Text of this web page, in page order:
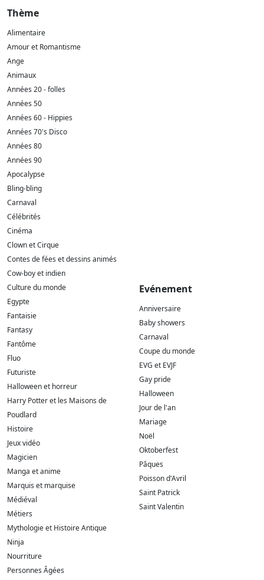
Thème
Alimentaire
Amour et Romantisme
Ange
Animaux
Années 20 - folles
Années 50
Années 60 - Hippies
Années 70's Disco
Années 80
Années 90
Apocalypse
Bling-bling
Carnaval
Célébrités
Cinéma
Clown et Cirque
Contes de fées et dessins animés
Cow-boy et indien
Culture du monde
Egypte
Fantaisie
Fantasy
Fantôme
Fluo
Futuriste
Halloween et horreur
Harry Potter et les Maisons de
Poudlard
Histoire
Jeux vidéo
Magicien
Manga et anime
Marquis et marquise
Médiéval
Métiers
Mythologie et Histoire Antique
Ninja
Nourriture
Personnes Âgées
Evénement
Anniversaire
Baby showers
Carnaval
Coupe du monde
EVG et EVJF
Gay pride
Halloween
Jour de l'an
Mariage
Noël
Oktoberfest
Pâques
Poisson d'Avril
Saint Patrick
Saint Valentin